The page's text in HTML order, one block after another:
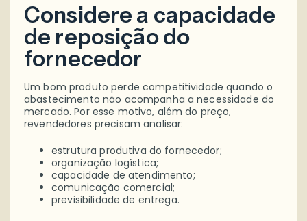
Considere a capacidade
de reposição do
fornecedor
Um bom produto perde competitividade quando o
abastecimento não acompanha a necessidade do
mercado. Por esse motivo, além do preço,
revendedores precisam analisar:
estrutura produtiva do fornecedor;
organização logística;
capacidade de atendimento;
comunicação comercial;
previsibilidade de entrega.